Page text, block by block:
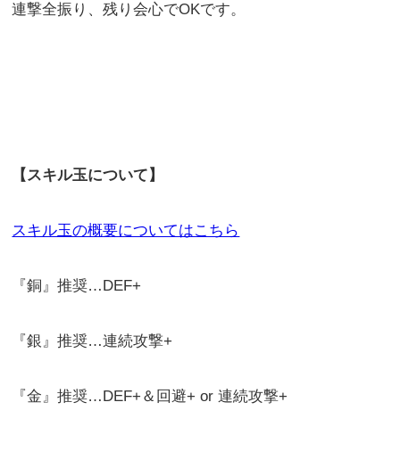
連撃全振り、残り会心でOKです。
【スキル玉について】
スキル玉の概要についてはこちら
『銅』推奨…DEF+
『銀』推奨…連続攻撃+
『金』推奨…DEF+＆回避+ or 連続攻撃+